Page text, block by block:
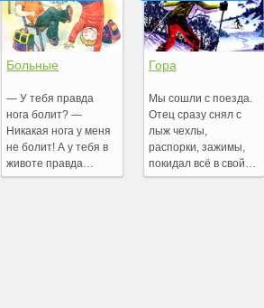
Больные
— У тебя правда
нога болит? —
Никакая нога у меня
не болит! А у тебя в
животе правда…
Гора
Мы сошли с поезда.
Отец сразу снял с
лыж чехлы,
распорки, зажимы,
покидал всё в свой…